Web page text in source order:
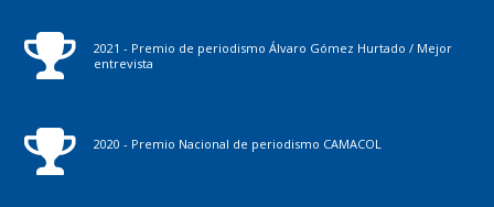
2021 - Premio de periodismo Álvaro Gómez Hurtado / Mejor
entrevista
2020 - Premio Nacional de periodismo CAMACOL